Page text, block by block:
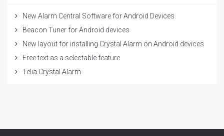
New Alarm Central Software for Android Devices
Beacon Tuner for Android devices
New layout for installing Crystal Alarm on Android devices
Free text as a selectable feature
Telia Crystal Alarm